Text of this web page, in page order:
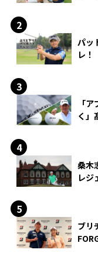
パッ
レ！
「
く」
桑木
レジ
ブリ